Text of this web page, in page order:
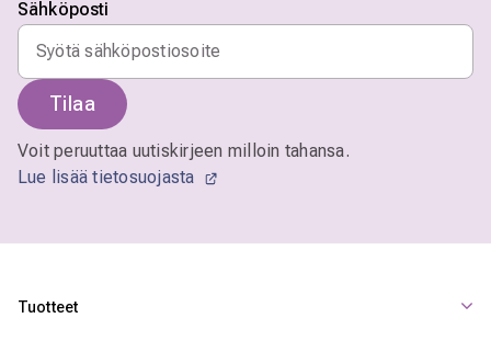
Sähköposti
Tilaa
Voit peruuttaa uutiskirjeen milloin tahansa.
Lue lisää tietosuojasta
Tuotteet